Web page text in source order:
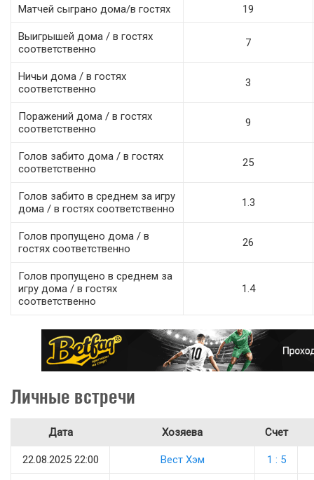
Матчей сыграно дома/в гостях 19
Выигрышей дома / в гостях
соответственно
7
Ничьи дома / в гостях
соответственно
3
Поражений дома / в гостях
соответственно
9
Голов забито дома / в гостях
соответственно
25
Голов забито в среднем за игру
дома / в гостях соответственно
1.3
Голов пропущено дома / в
гостях соответственно
26
Голов пропущено в среднем за
игру дома / в гостях
соответственно
1.4
Личные встречи
Дата Хозяева Счет
22.08.2025 22:00 Вест Хэм 1 : 5